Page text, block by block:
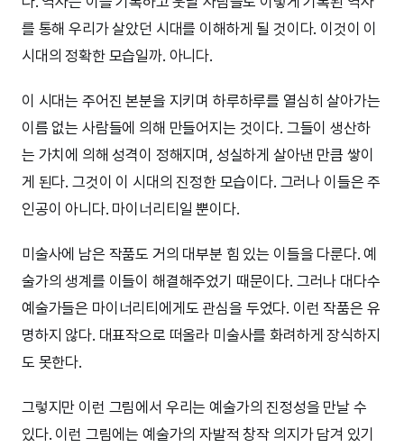
를 통해 우리가 살았던 시대를 이해하게 될 것이다. 이것이 이
시대의 정확한 모습일까. 아니다.
이 시대는 주어진 본분을 지키며 하루하루를 열심히 살아가는
이름 없는 사람들에 의해 만들어지는 것이다. 그들이 생산하
는 가치에 의해 성격이 정해지며, 성실하게 살아낸 만큼 쌓이
게 된다. 그것이 이 시대의 진정한 모습이다. 그러나 이들은 주
인공이 아니다. 마이너리티일 뿐이다.
미술사에 남은 작품도 거의 대부분 힘 있는 이들을 다룬다. 예
술가의 생계를 이들이 해결해주었기 때문이다. 그러나 대다수
예술가들은 마이너리티에게도 관심을 두었다. 이런 작품은 유
명하지 않다. 대표작으로 떠올라 미술사를 화려하게 장식하지
도 못한다.
그렇지만 이런 그림에서 우리는 예술가의 진정성을 만날 수
있다. 이런 그림에는 예술가의 자발적 창작 의지가 담겨 있기